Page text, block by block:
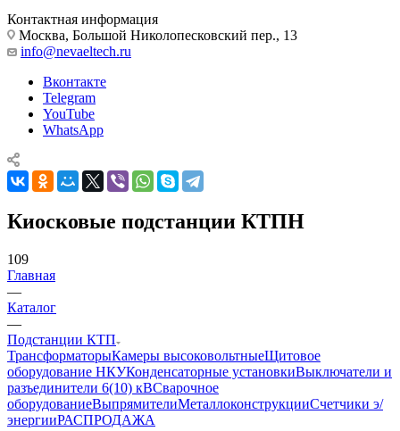
Контактная информация
Москва, Большой Николопесковский пер., 13
info@nevaeltech.ru
Вконтакте
Telegram
YouTube
WhatsApp
Киосковые подстанции КТПН
109
Главная
—
Каталог
—
Подстанции КТП
ТрансформаторыКамеры высоковольтныеЩитовое
оборудование НКУКонденсаторные установкиВыключатели и
разъединители 6(10) кВСварочное
оборудованиеВыпрямителиМеталлоконструкцииСчетчики э/
энергииРАСПРОДАЖА